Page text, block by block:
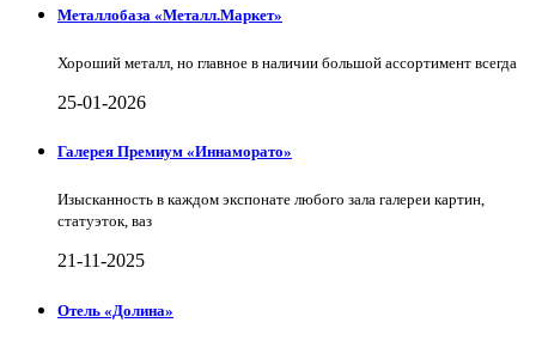
Металлобаза «Металл.Маркет»
Хороший металл, но главное в наличии большой ассортимент всегда
25-01-2026
Галерея Премиум «Иннаморато»
Изысканность в каждом экспонате любого зала галереи картин,
статуэток, ваз
21-11-2025
Отель «Долина»